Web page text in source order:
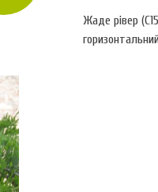
Жаде рівер